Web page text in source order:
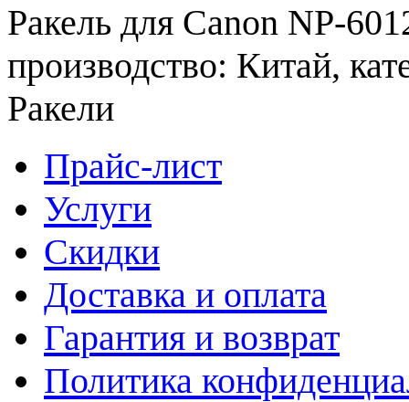
Ракель для Canon NP-
производство: Китай,
Ракели
Прайс-лист
Услуги
Скидки
Доставка и оплата
Гарантия и возврат
Политика